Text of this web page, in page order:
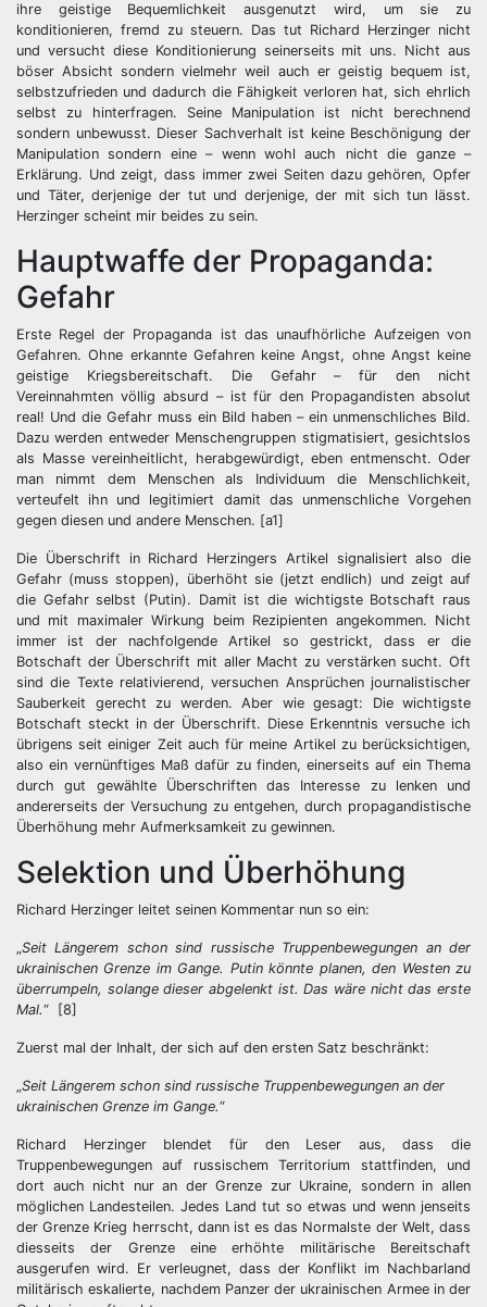
ihre geistige Bequemlichkeit ausgenutzt wird, um sie zu
konditionieren, fremd zu steuern. Das tut Richard Herzinger nicht
und versucht diese Konditionierung seinerseits mit uns. Nicht aus
böser Absicht sondern vielmehr weil auch er geistig bequem ist,
selbstzufrieden und dadurch die Fähigkeit verloren hat, sich ehrlich
selbst zu hinterfragen. Seine Manipulation ist nicht berechnend
sondern unbewusst. Dieser Sachverhalt ist keine Beschönigung der
Manipulation sondern eine – wenn wohl auch nicht die ganze –
Erklärung. Und zeigt, dass immer zwei Seiten dazu gehören, Opfer
und Täter, derjenige der tut und derjenige, der mit sich tun lässt.
Herzinger scheint mir beides zu sein.
Hauptwaffe der Propaganda:
Gefahr
Erste Regel der Propaganda ist das unaufhörliche Aufzeigen von
Gefahren. Ohne erkannte Gefahren keine Angst, ohne Angst keine
geistige Kriegsbereitschaft. Die Gefahr – für den nicht
Vereinnahmten völlig absurd – ist für den Propagandisten absolut
real! Und die Gefahr muss ein Bild haben – ein unmenschliches Bild.
Dazu werden entweder Menschengruppen stigmatisiert, gesichtslos
als Masse vereinheitlicht, herabgewürdigt, eben entmenscht. Oder
man nimmt dem Menschen als Individuum die Menschlichkeit,
verteufelt ihn und legitimiert damit das unmenschliche Vorgehen
gegen diesen und andere Menschen. [a1]
Die Überschrift in Richard Herzingers Artikel signalisiert also die
Gefahr (muss stoppen), überhöht sie (jetzt endlich) und zeigt auf
die Gefahr selbst (Putin). Damit ist die wichtigste Botschaft raus
und mit maximaler Wirkung beim Rezipienten angekommen. Nicht
immer ist der nachfolgende Artikel so gestrickt, dass er die
Botschaft der Überschrift mit aller Macht zu verstärken sucht. Oft
sind die Texte relativierend, versuchen Ansprüchen journalistischer
Sauberkeit gerecht zu werden. Aber wie gesagt: Die wichtigste
Botschaft steckt in der Überschrift. Diese Erkenntnis versuche ich
übrigens seit einiger Zeit auch für meine Artikel zu berücksichtigen,
also ein vernünftiges Maß dafür zu finden, einerseits auf ein Thema
durch gut gewählte Überschriften das Interesse zu lenken und
andererseits der Versuchung zu entgehen, durch propagandistische
Überhöhung mehr Aufmerksamkeit zu gewinnen.
Selektion und Überhöhung
Richard Herzinger leitet seinen Kommentar nun so ein:
„Seit Längerem schon sind russische Truppenbewegungen an der
ukrainischen Grenze im Gange. Putin könnte planen, den Westen zu
überrumpeln, solange dieser abgelenkt ist. Das wäre nicht das erste
Mal.“ [8]
Zuerst mal der Inhalt, der sich auf den ersten Satz beschränkt:
„Seit Längerem schon sind russische Truppenbewegungen an der
ukrainischen Grenze im Gange.“
Richard Herzinger blendet für den Leser aus, dass die
Truppenbewegungen auf russischem Territorium stattfinden, und
dort auch nicht nur an der Grenze zur Ukraine, sondern in allen
möglichen Landesteilen. Jedes Land tut so etwas und wenn jenseits
der Grenze Krieg herrscht, dann ist es das Normalste der Welt, dass
diesseits der Grenze eine erhöhte militärische Bereitschaft
ausgerufen wird. Er verleugnet, dass der Konflikt im Nachbarland
militärisch eskalierte, nachdem Panzer der ukrainischen Armee in der